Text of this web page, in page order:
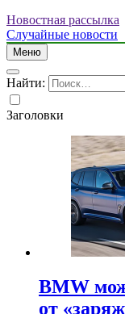
Новостная рассылка
Случайные новости
Меню
Найти:
Заголовки
BMW
от